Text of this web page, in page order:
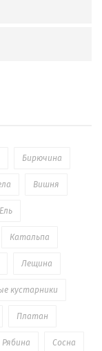
Бирючина
Вишня
Ель
Катальпа
Лещина
кустарники
Платан
Рябина Сосна